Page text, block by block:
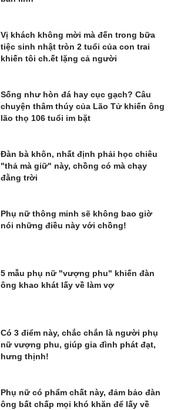
Vị khách không mời mà đến trong bữa
tiệc sinh nhật tròn 2 tuổi của con trai
khiến tôi ch.ết lặng cả người
Sống như hòn đá hay cục gạch? Câu
chuyện thâm thúy của Lão Tử khiến ông
lão thọ 106 tuổi im bặt
Đàn bà khôn, nhất định phải học chiêu
"thả mà giữ" này, chồng có mà chạy
đằng trời
Phụ nữ thông minh sẽ không bao giờ
nói những điều này với chồng!
5 mẫu phụ nữ "vượng phu" khiến đàn
ông khao khát lấy về làm vợ
Có 3 điểm này, chắc chắn là người phụ
nữ vượng phu, giúp gia đình phát đạt,
hưng thịnh!
Phụ nữ có phẩm chất này, đảm bảo đàn
ông bất chấp mọi khó khăn để lấy về